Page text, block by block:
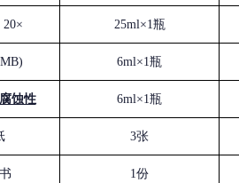
20× 25ml×1瓶
) 6ml×1瓶
蚀性 6ml×1瓶
3张
1份